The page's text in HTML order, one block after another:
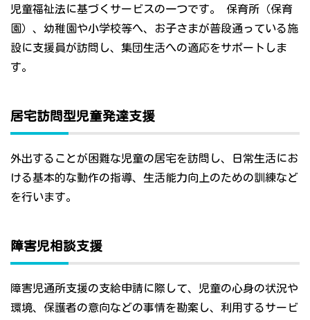
児童福祉法に基づくサービスの一つです。 保育所（保育
園）、幼稚園や小学校等へ、お子さまが普段通っている施
設に支援員が訪問し、集団生活への適応をサポートしま
す。
居宅訪問型児童発達支援
外出することが困難な児童の居宅を訪問し、日常生活にお
ける基本的な動作の指導、生活能力向上のための訓練など
を行います。
障害児相談支援
障害児通所支援の支給申請に際して、児童の心身の状況や
環境、保護者の意向などの事情を勘案し、利用するサービ